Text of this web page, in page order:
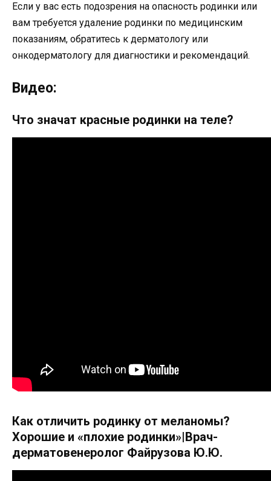
Если у вас есть подозрения на опасность родинки или
вам требуется удаление родинки по медицинским
показаниям, обратитесь к дерматологу или
онкодерматологу для диагностики и рекомендаций.
Видео:
Что значат красные родинки на теле?
Как отличить родинку от меланомы?
Хорошие и «плохие родинки»|Врач-
дерматовенеролог Файрузова Ю.Ю.